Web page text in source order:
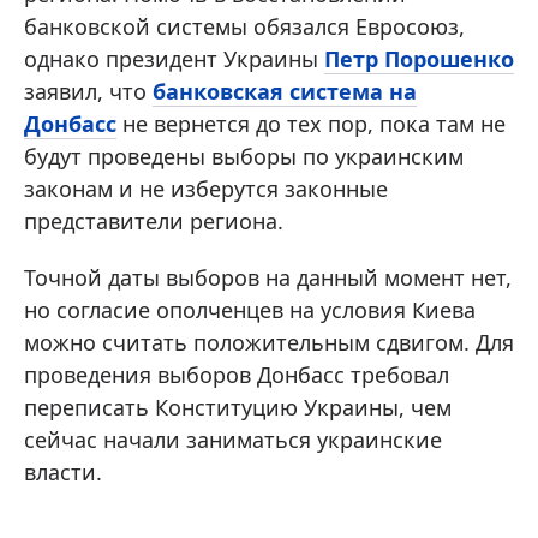
банковской системы обязался Евросоюз,
однако президент Украины Петр Порошенко
заявил, что банковская система на
Донбасс не вернется до тех пор, пока там не
будут проведены выборы по украинским
законам и не изберутся законные
представители региона.
Точной даты выборов на данный момент нет,
но согласие ополченцев на условия Киева
можно считать положительным сдвигом. Для
проведения выборов Донбасс требовал
переписать Конституцию Украины, чем
сейчас начали заниматься украинские
власти.